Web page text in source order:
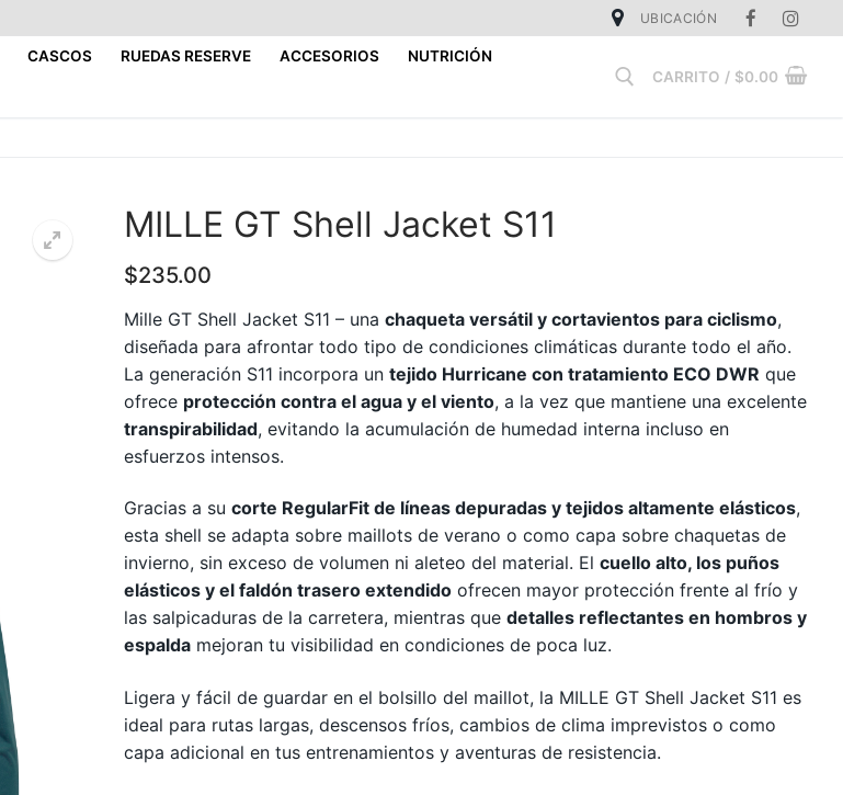
UBICACIÓN
CASCOS RUEDAS RESERVE ACCESORIOS NUTRICIÓN
CARRITO / $0.00
MILLE GT Shell Jacket S11
$235.00
Mille GT Shell Jacket S11 – una chaqueta versátil y cortavientos para ciclismo,
diseñada para afrontar todo tipo de condiciones climáticas durante todo el año.
La generación S11 incorpora un tejido Hurricane con tratamiento ECO DWR que
ofrece protección contra el agua y el viento, a la vez que mantiene una excelente
transpirabilidad, evitando la acumulación de humedad interna incluso en
esfuerzos intensos.
Gracias a su corte RegularFit de líneas depuradas y tejidos altamente elásticos,
esta shell se adapta sobre maillots de verano o como capa sobre chaquetas de
invierno, sin exceso de volumen ni aleteo del material. El cuello alto, los puños
elásticos y el faldón trasero extendido ofrecen mayor protección frente al frío y
las salpicaduras de la carretera, mientras que detalles reflectantes en hombros y
espalda mejoran tu visibilidad en condiciones de poca luz.
Ligera y fácil de guardar en el bolsillo del maillot, la MILLE GT Shell Jacket S11 es
ideal para rutas largas, descensos fríos, cambios de clima imprevistos o como
capa adicional en tus entrenamientos y aventuras de resistencia.